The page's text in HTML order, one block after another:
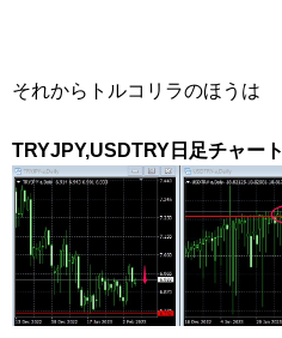
それからトルコリラのほうは
TRYJPY,USDTRY日足チャート